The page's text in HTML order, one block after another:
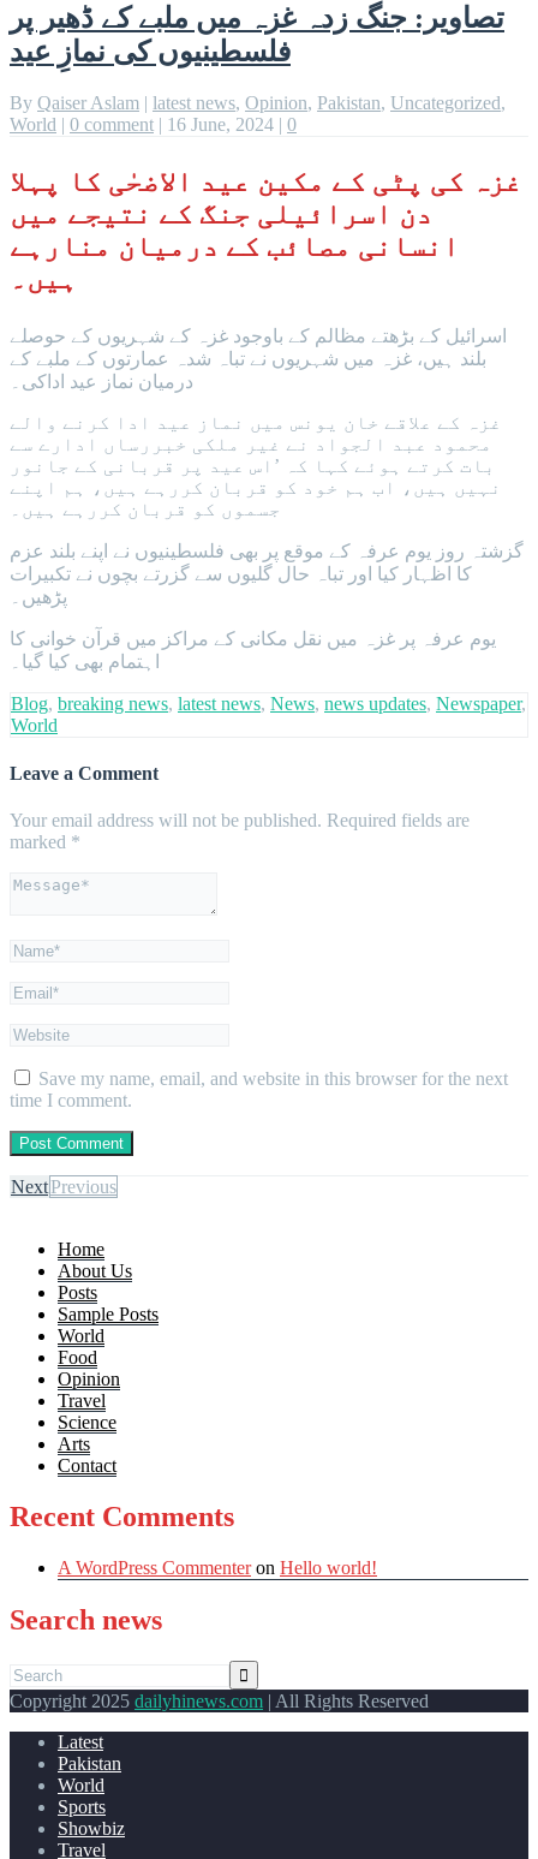
تصاویر: جنگ زدہ غزہ میں ملبے کے ڈھیر پر
فلسطینیوں کی نمازِ عید
By Qaiser Aslam | latest news, Opinion, Pakistan, Uncategorized,
World | 0 comment | 16 June, 2024 | 0
غزہ کی پٹی کے مکین عید الاضحٰی کا پہلا
دن اسرائیلی جنگ کے نتیجے میں
انسانی مصائب کے درمیان منارہے
ہیں۔
اسرائیل کے بڑھتے مظالم کے باوجود غزہ کے شہریوں کے حوصلے
بلند ہیں، غزہ میں شہریوں نے تباہ شدہ عمارتوں کے ملبے کے
درمیان نماز عید اداکی۔
غزہ کے علاقے خان یونس میں نماز عید ادا کرنے والے
محمود عبد الجواد نے غیر ملکی خبررساں ادارے سے
بات کرتے ہوئے کہا کہ ’اس عید پر قربانی کے جانور
نہیں ہیں، اب ہم خود کو قربان کررہے ہیں، ہم اپنے
جسموں کو قربان کررہے ہیں۔
گزشتہ روز یوم عرفہ کے موقع پر بھی فلسطینیوں نے اپنے بلند عزم
کا اظہار کیا اور تباہ حال گلیوں سے گزرتے بچوں نے تکبیرات
پڑھیں۔
یوم عرفہ پر غزہ میں نقل مکانی کے مراکز میں قرآن خوانی کا
اہتمام بھی کیا گیا۔
Blog, breaking news, latest news, News, news updates, Newspaper,
World
Leave a Comment
Your email address will not be published. Required fields are
marked *
Save my name, email, and website in this browser for the next
time I comment.
NextPrevious
Home
About Us
Posts
Sample Posts
World
Food
Opinion
Travel
Science
Arts
Contact
Recent Comments
A WordPress Commenteron Hello world!
Search news
Copyright 2025 dailyhinews.com | All Rights Reserved
Latest
Pakistan
World
Sports
Showbiz
Travel